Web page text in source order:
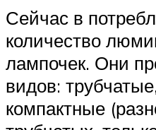
Сейчас в
количество
лампочек. Они
видов:
компактные